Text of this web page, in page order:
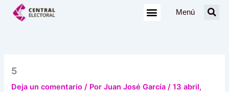
Menú
5
Deja un comentario / PorJuan José García/13 abril,